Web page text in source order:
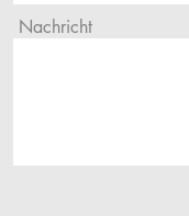
Nachricht